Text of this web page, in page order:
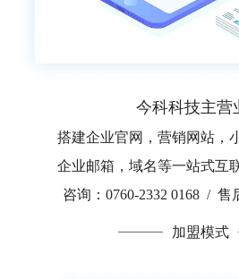
今科科技主营
搭建企业官网，营销网站，
企业邮箱，域名等一站式互
咨询：0760-2332 0168 / 售
加盟模式